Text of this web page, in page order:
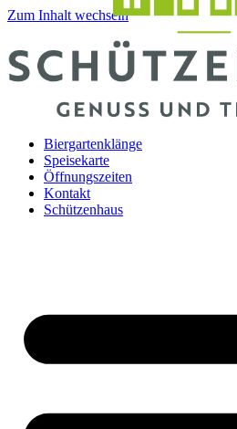
Zum Inhalt wechseln
Biergartenklänge
Speisekarte
Öffnungszeiten
Kontakt
Schützenhaus